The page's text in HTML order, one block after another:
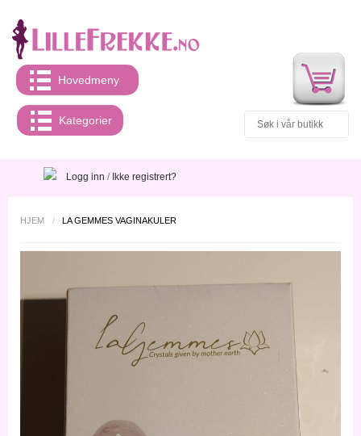
Hovedmeny
Kategorier
Logg inn / Ikke registrert?
HJEM / LA GEMMES VAGINAKULER